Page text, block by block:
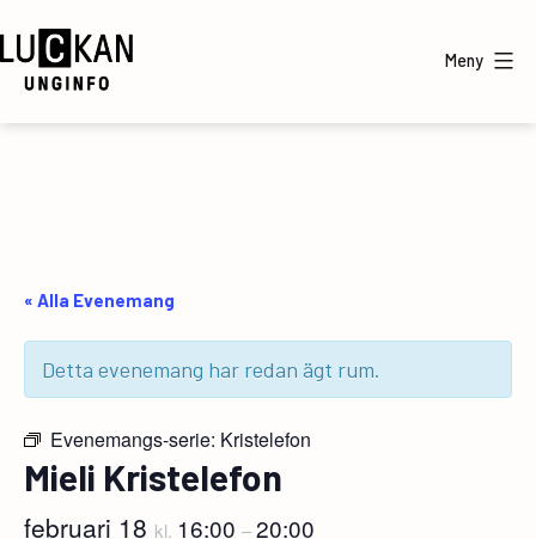
till
innehåll
Meny
« Alla Evenemang
Detta evenemang har redan ägt rum.
Evenemangs-serie: Kristelefon
Mieli Kristelefon
februari 18 kl. 16:00 –20:00